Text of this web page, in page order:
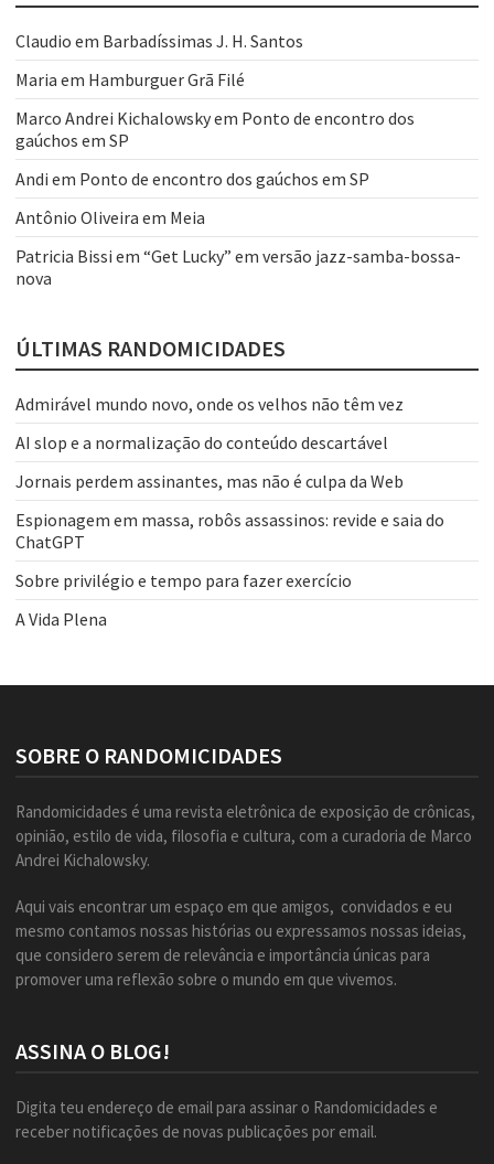
Claudio em Barbadíssimas J. H. Santos
Maria em Hamburguer Grã Filé
Marco Andrei Kichalowskyem Ponto de encontro dos
gaúchos em SP
Andi em Ponto de encontro dos gaúchos em SP
Antônio Oliveira em Meia
Patricia Bissi em “Get Lucky” em versão jazz-samba-bossa-
nova
ÚLTIMAS RANDOMICIDADES
Admirável mundo novo, onde os velhos não têm vez
AI slop e a normalização do conteúdo descartável
Jornais perdem assinantes, mas não é culpa da Web
Espionagem em massa, robôs assassinos: revide e saia do
ChatGPT
Sobre privilégio e tempo para fazer exercício
A Vida Plena
SOBRE O RANDOMICIDADES
Randomicidades é uma revista eletrônica de exposição de crônicas,
opinião, estilo de vida, filosofia e cultura, com a curadoria de Marco
Andrei Kichalowsky.
Aqui vais encontrar um espaço em que amigos, convidados e eu
mesmo contamos nossas histórias ou expressamos nossas ideias,
que considero serem de relevância e importância únicas para
promover uma reflexão sobre o mundo em que vivemos.
ASSINA O BLOG!
Digita teu endereço de email para assinar o Randomicidades e
receber notificações de novas publicações por email.